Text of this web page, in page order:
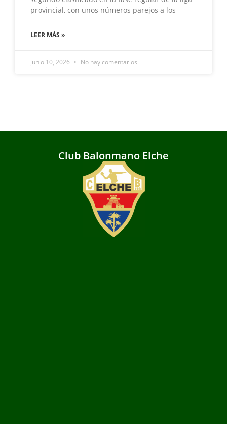
provincial, con unos números parejos a los
LEER MÁS »
junio 10, 2026 No hay comentarios
Club Balonmano Elche